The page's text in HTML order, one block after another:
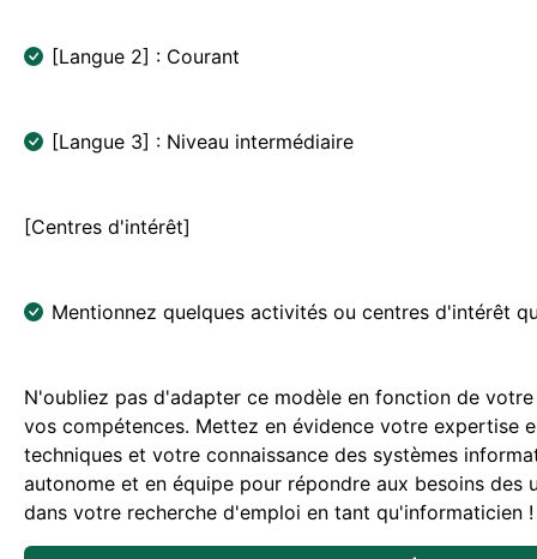
[Langue 2] : Courant
[Langue 3] : Niveau intermédiaire
[Centres d'intérêt]
Mentionnez quelques activités ou centres d'intérêt
N'oubliez pas d'adapter ce modèle en fonction de
vos compétences. Mettez en évidence votre expertise
techniques et votre connaissance des systèmes
autonome et en équipe pour répondre aux besoins des
dans votre recherche d'emploi en tant qu'informaticien !